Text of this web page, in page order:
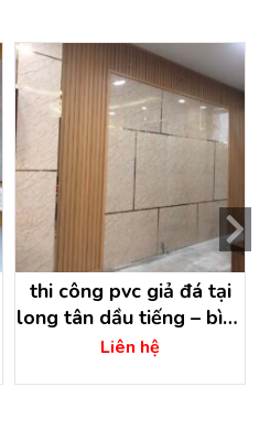
thi công pvc giả đá tại
long tân dầu tiếng – bình
dương
Liên hệ